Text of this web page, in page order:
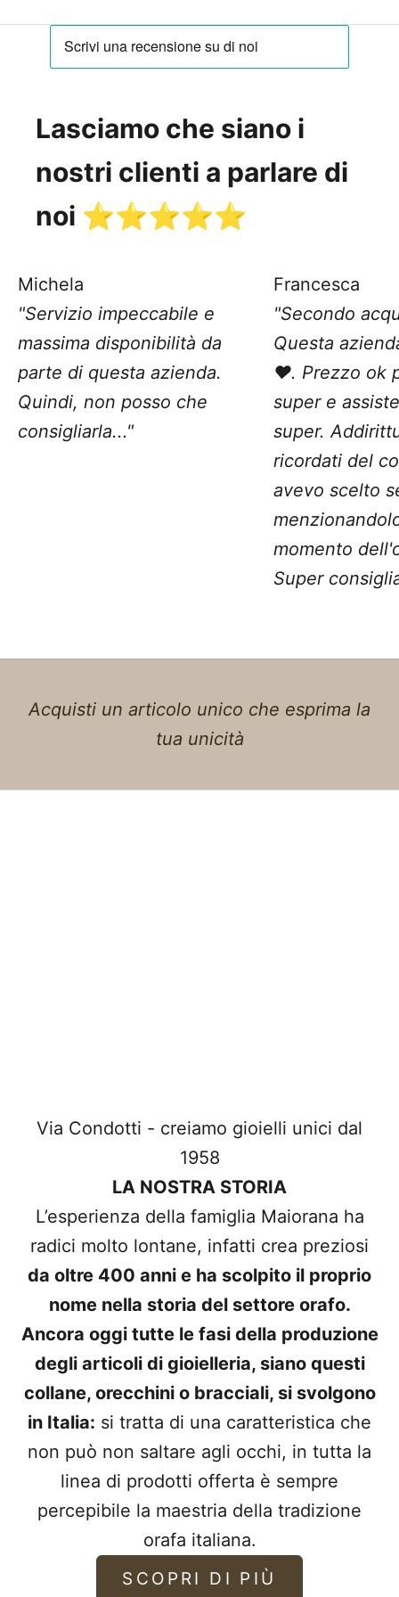
Lasciamo che siano i
nostri clienti a parlare di
noi ⭐️⭐️⭐️⭐️⭐️
Michela
"Servizio impeccabile e
massima disponibilità da
parte di questa azienda.
Quindi, non posso che
consigliarla..."
Francesca
"Secondo
Questa
❤️. Prezzo ok
super e
super.
ricordati del
avevo scelto
momento
Super
Acquisti un articolo unico che esprima la
tua unicità
Via Condotti - creiamo gioielli unici dal
1958
LA NOSTRA STORIA
L’esperienza della famiglia Maiorana ha
radici molto lontane, infatti crea preziosi
da oltre 400 anni e ha scolpito il proprio
nome nella storia del settore orafo.
Ancora oggi tutte le fasi della produzione
degli articoli di gioielleria, siano questi
collane, orecchini o bracciali, si svolgono
in Italia: si tratta di una caratteristica che
non può non saltare agli occhi, in tutta la
linea di prodotti offerta è sempre
percepibile la maestria della tradizione
orafa italiana.
SCOPRI DI PIÙ